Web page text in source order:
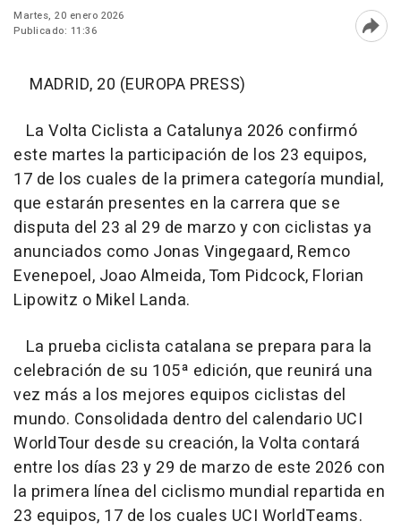
Martes, 20 enero 2026
Publicado: 11:36
MADRID, 20 (EUROPA PRESS)
La Volta Ciclista a Catalunya 2026 confirmó
este martes la participación de los 23 equipos,
17 de los cuales de la primera categoría mundial,
que estarán presentes en la carrera que se
disputa del 23 al 29 de marzo y con ciclistas ya
anunciados como Jonas Vingegaard, Remco
Evenepoel, Joao Almeida, Tom Pidcock, Florian
Lipowitz o Mikel Landa.
La prueba ciclista catalana se prepara para la
celebración de su 105ª edición, que reunirá una
vez más a los mejores equipos ciclistas del
mundo. Consolidada dentro del calendario UCI
WorldTour desde su creación, la Volta contará
entre los días 23 y 29 de marzo de este 2026 con
la primera línea del ciclismo mundial repartida en
23 equipos, 17 de los cuales UCI WorldTeams.